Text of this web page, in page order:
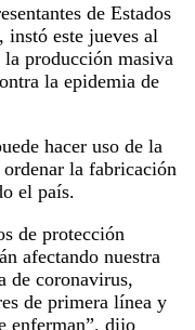
de Estados
, instó este jueves al
producción masiva
la epidemia de
hacer uso de la
la fabricación
el país.
de protección
afectando nuestra
de coronavirus,
de primera línea y
enferman”, dijo